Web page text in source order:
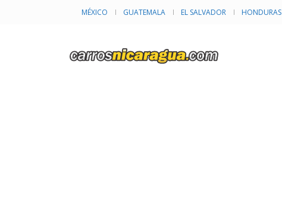
MÉXICO GUATEMALA EL SALVADOR HONDURAS